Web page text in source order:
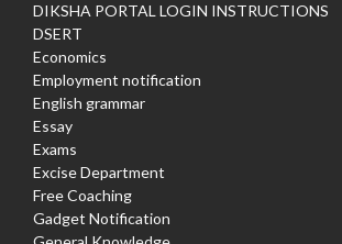
DIKSHA PORTAL LOGIN INSTRUCTIONS
DSERT
Economics
Employment notification
English grammar
Essay
Exams
Excise Department
Free Coaching
Gadget Notification